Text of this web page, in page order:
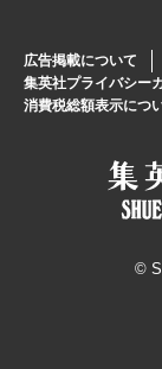
広告掲載について
集英社プライバシー
消費税総額表示につ
©